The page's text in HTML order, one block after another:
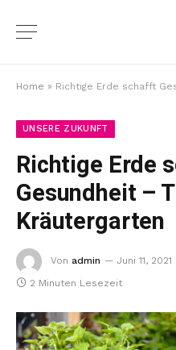
Home » Richtige Erde schafft
UNSERE ZUKUNFT
Richtige Erde
Gesundheit –
Kräutergarten
Von admin Juni 11, 2021
2 Minuten Lesezeit